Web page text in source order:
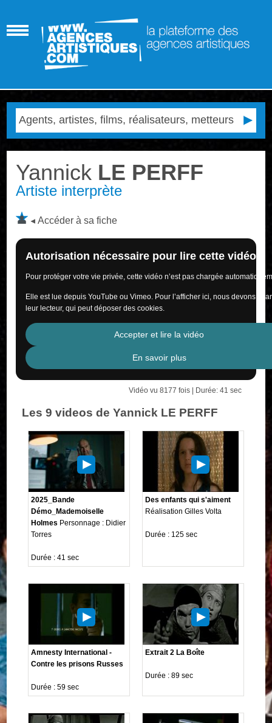
Yannick LE PERFF
Artiste interprète
Accéder à sa fiche
Autorisation nécessaire pour lire cette vidéo
Pour protéger votre vie privée, cette vidéo n’est pas chargée
Elle est lue depuis YouTube ou Vimeo. Pour l’afficher ici, nous devons
leur lecteur, qui peut déposer des cookies.
Accepter et lire la vidéo
En savoir plus
Vidéo vu 8177 fois | Durée: 41 sec
Les 9 videos de Yannick LE PERFF
2025_Bande
Démo_Mademoiselle
Holmes Personnage : Didier
Torres
Durée : 41 sec
Des enfants qui s'aiment
Réalisation Gilles Volta
Durée : 125 sec
Amnesty International -
Contre les prisons Russes
Durée : 59 sec
Extrait 2 La Boîte
Durée : 89 sec